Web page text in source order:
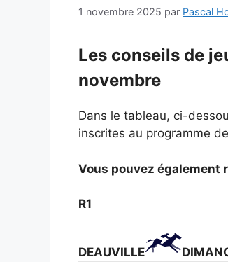
1 novembre 2025 par Pascal
Les conseils de
novembre
Dans le tableau, ci-
inscrites au programme
Vous pouvez également
R1
DEAUVILLE